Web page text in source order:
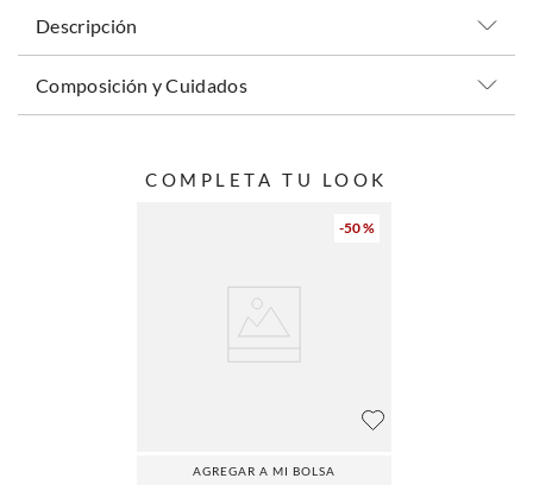
Descripción
Composición y Cuidados
COMPLETA TU LOOK
-50 %
AGREGAR A MI BOLSA